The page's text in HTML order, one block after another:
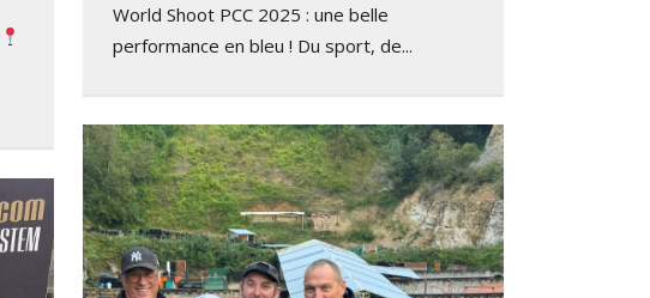
World Shoot PCC 2025 : une belle
performance en bleu ! Du sport, de...